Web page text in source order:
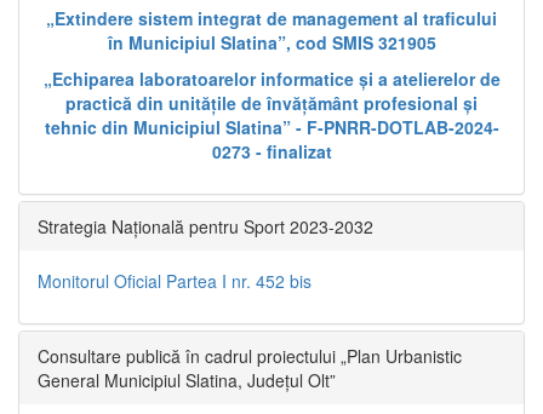
„Extindere sistem integrat de management al traficului
în Municipiul Slatina”, cod SMIS 321905
„Echiparea laboratoarelor informatice și a atelierelor de
practică din unitățile de învățământ profesional și
tehnic din Municipiul Slatina” - F-PNRR-DOTLAB-2024-
0273 - finalizat
Strategia Națională pentru Sport 2023-2032
Monitorul Oficial Partea I nr. 452 bis
Consultare publică în cadrul proiectului „Plan Urbanistic
General Municipiul Slatina, Județul Olt”